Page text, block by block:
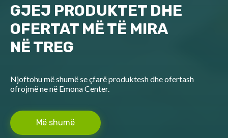
GJEJ PRODUKTET DHE
OFERTAT MË TË MIRA
NË TREG
Njoftohu më shumë se çfarë produktesh dhe ofertash
ofrojmë ne në Emona Center.
Më shumë